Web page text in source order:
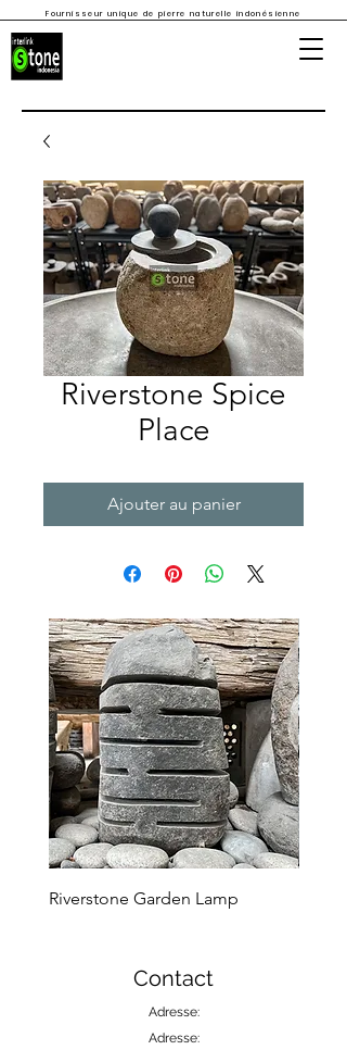
Fournisseur unique de pierre naturelle indonésienne
Riverstone Spice
Place
Ajouter au panier
Riverstone Garden Lamp
Contact
Adresse:
Adresse: